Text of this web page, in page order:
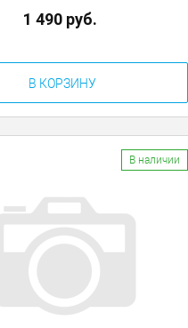
1 490 руб.
В КОРЗИНУ
В наличии